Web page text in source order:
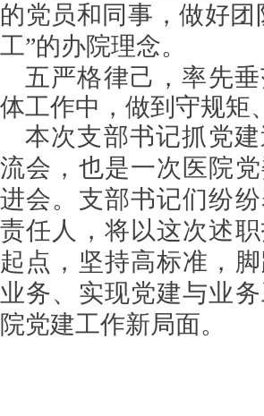
的党员和同事，做好
工”的办院理念。
五严格律己，率先
体工作中，做到守规矩
本次支部书记抓党
流会，也是一次医院
进会。支部书记们纷
责任人，将以这次述
起点，坚持高标准，
业务、实现党建与业
院党建工作新局面。